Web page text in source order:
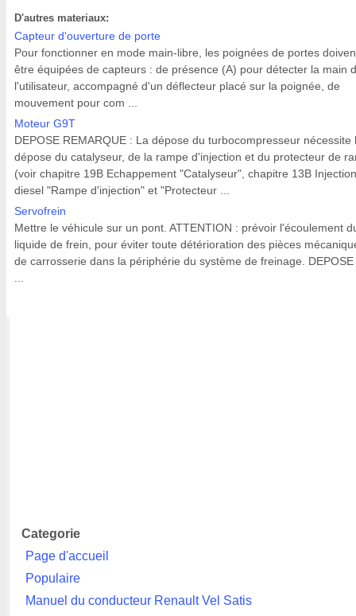
D'autres materiaux:
Capteur d'ouverture de porte
Pour fonctionner en mode main-libre, les poignées de portes
être équipées de capteurs : de présence (A) pour détecter la main
l'utilisateur, accompagné d'un déflecteur placé sur la poignée, de
mouvement pour com ...
Moteur G9T
DEPOSE REMARQUE : La dépose du turbocompresseur nécessite
dépose du catalyseur, de la rampe d'injection et du protecteur de
(voir chapitre 19B Echappement "Catalyseur", chapitre 13B Injection
diesel "Rampe d'injection" et "Protecteur ...
Servofrein
Mettre le véhicule sur un pont. ATTENTION : prévoir l'écoulement
liquide de frein, pour éviter toute détérioration des pièces
de carrosserie dans la périphérie du système de freinage. DEPOSE
Categorie
Page d'accueil
Populaire
Manuel du conducteur Renault Vel Satis